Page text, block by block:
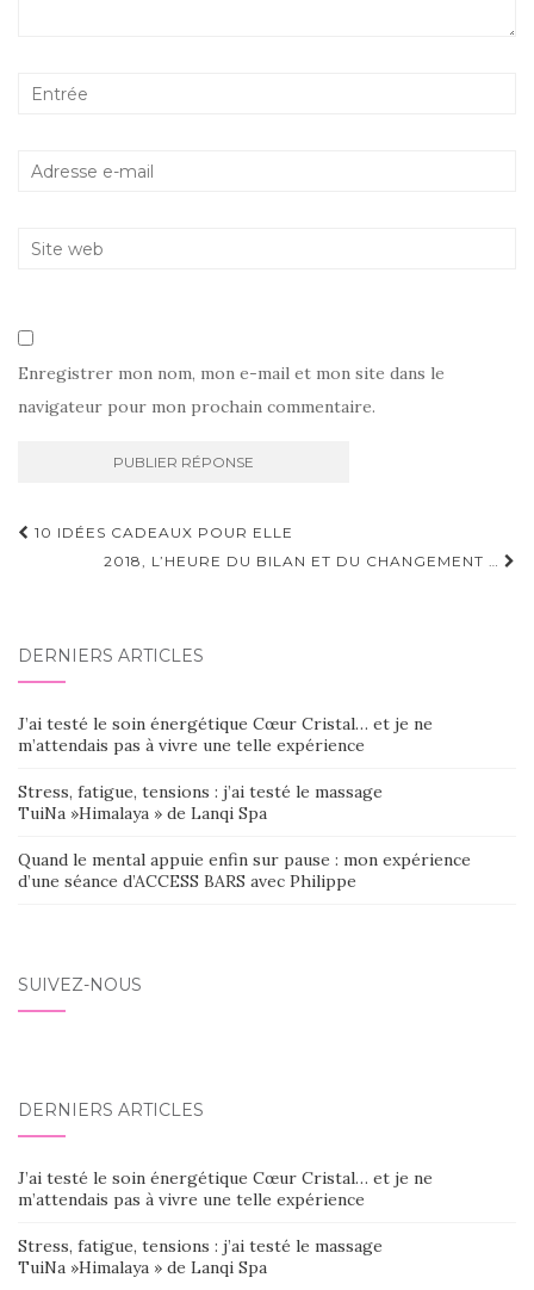
Enregistrer mon nom, mon e-mail et mon site dans le
navigateur pour mon prochain commentaire.
Navigation
d'article
10 IDÉES CADEAUX POUR ELLE
2018, L’HEURE DU BILAN ET DU CHANGEMENT …
DERNIERS ARTICLES
J’ai testé le soin énergétique Cœur Cristal… et je ne
m’attendais pas à vivre une telle expérience
Stress, fatigue, tensions : j’ai testé le massage
TuiNa »Himalaya » de Lanqi Spa
Quand le mental appuie enfin sur pause : mon expérience
d’une séance d’ACCESS BARS avec Philippe
SUIVEZ-NOUS
DERNIERS ARTICLES
J’ai testé le soin énergétique Cœur Cristal… et je ne
m’attendais pas à vivre une telle expérience
Stress, fatigue, tensions : j’ai testé le massage
TuiNa »Himalaya » de Lanqi Spa